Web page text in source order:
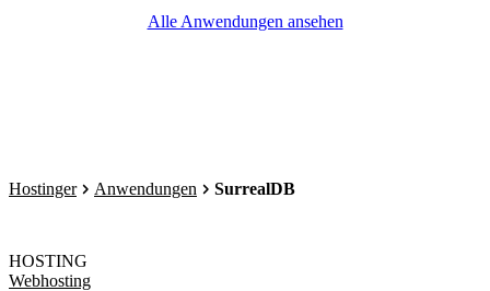
Alle Anwendungen ansehen
Hostinger Anwendungen SurrealDB
HOSTING
Webhosting